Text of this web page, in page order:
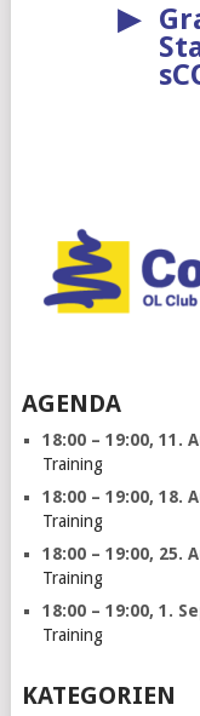
▶
AGENDA
18:00 – 19:00, 11.
Training
18:00 – 19:00, 18.
Training
18:00 – 19:00, 25.
Training
18:00 – 19:00, 1.
Training
KATEGORIEN